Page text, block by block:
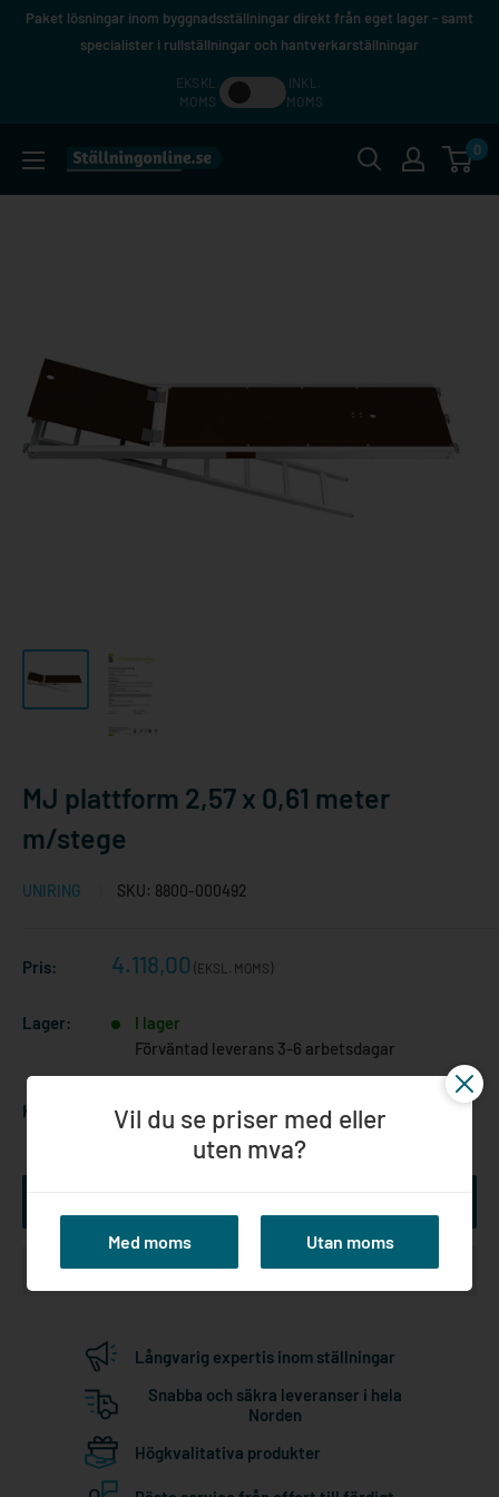
HoppaPaket lösningar inom byggnadsställningar direkt från eget lager - samt
specialister i rullställningar och hantverkarställningar
EKSKL.
MOMS
INKL.
MOMS
Ställningonline.se
0
MJ plattform 2,57 x 0,61 meter
m/stege
UNIRING SKU: 8800-000492
Pris: Reapris
4.118,00 (EKSL. MOMS)
Lager:
I lager
Förväntad leverans 3-6 arbetsdagar
Kvantitet:
Långvarig expertis inom ställningar
Snabba och säkra leveranser i hela
Norden
Högkvalitativa produkter
Vil du se priser med eller
uten mva?
Med moms Utan moms